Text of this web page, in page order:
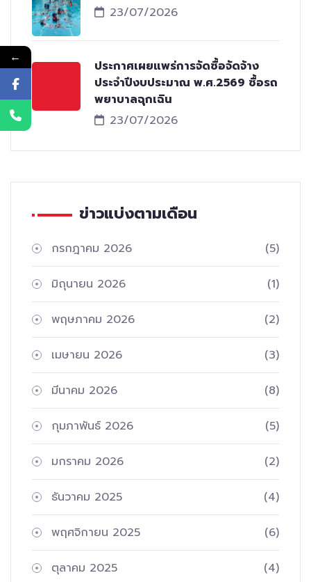
23/07/2026
ประกาศเผยแพร่การจัดซื้อจัดจ้าง
ประจำปีงบประมาณ พ.ศ.2569 ซื้อรถ
พยาบาลฉุกเฉิน
23/07/2026
ข่าวแบ่งตามเดือน
กรกฎาคม 2026 (5)
มิถุนายน 2026 (1)
พฤษภาคม 2026 (2)
เมษายน 2026 (3)
มีนาคม 2026 (8)
กุมภาพันธ์ 2026 (5)
มกราคม 2026 (2)
ธันวาคม 2025 (4)
พฤศจิกายน 2025 (6)
ตุลาคม 2025 (4)
←